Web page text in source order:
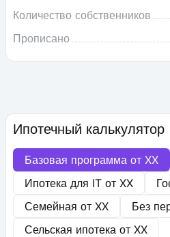
Количество собственников
Прописано
Ипотечный калькулятор
Базовая программа от XX
Ипотека для IT от XX
Семейная от XX Без
Сельская ипотека от XX